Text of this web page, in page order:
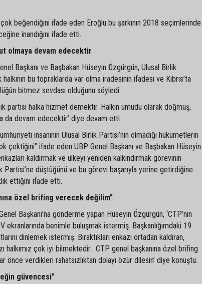
beğendiğini ifade eden Eroğlu bu şarkının 2018 seçimlerinde
inandığını ifade etti.
olmaya devam edecektir
Başkanı ve Başbakan Hüseyin Özgürgün, Ulusal Birlik
halkının bu topraklarda var olma iradesinin ifadesi ve Kıbrıs’ta
bitmez sevdası olduğunu söyledi.
partisi halka hizmet demektir. Halkın umudu olarak doğmuş,
da devam edecektir’ diye devam etti.
insanının Ulusal Birlik Partisi’nin olmadığı hükümetlerin
çektiğini” ifade eden UBP Genel Başkanı ve Başbakan Hüseyin
kaldırmak ve ülkeyi yeniden kalkındırmak görevinin
Partisi’ne düştüğünü ve bu görevi başarıyla yerine getirdiğine
ettiğini ifade etti.
özel brifing verecek değilim”
Başkanı’na gönderme yapan Hüseyin Özgürgün, ‘CTP’nin
ekranlarında benimle buluşmak istermiş. Başkanlığımdaki 19
dinlemek istermiş. Bıraktıkları enkazı ortadan kaldıran,
halkımız çok iyi bilmektedir. CTP genel başkanına özel brifing
önce verdikleri rahatsızlıktan dolayı özür dilesin’ diye konuştu.
güvencesi”